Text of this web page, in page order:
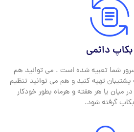
بکاپ دائمی
شما تعبیه شده است . می توانید هم
تهیه کنید و هم می توانید تنظیم
میان یا هر هفته و هرماه بطور خودکار
بکاپ گرفته شود.